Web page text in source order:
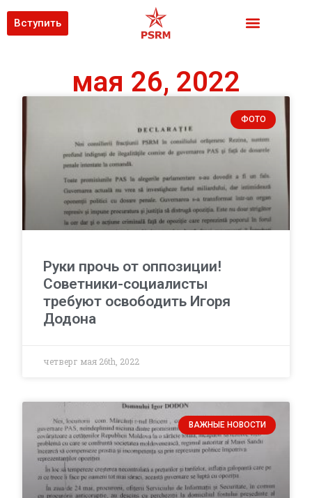
Вступить
мая 26, 2022
ФОТО
Руки прочь от оппозиции!
Советники-социалисты
требуют освободить Игоря
Додона
четверг мая 26th, 2022
ВАЖНЫЕ НОВОСТИ